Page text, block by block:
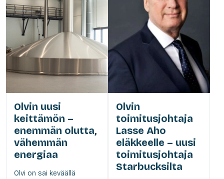
Olvin uusi
keittämön –
enemmän olutta,
vähemmän
energiaa
Olvi on sai keväällä
Olvin
toimitusjohtaja
Lasse Aho
eläkkeelle – uusi
toimitusjohtaja
Starbucksilta